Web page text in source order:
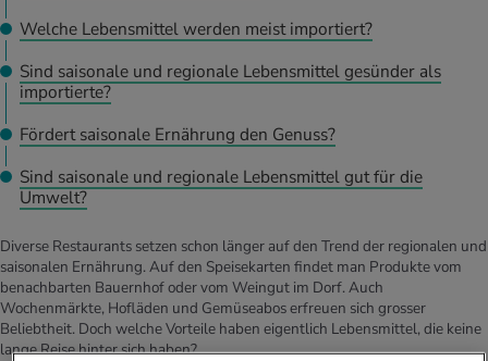
BMI berechnen
Personal Health Coaching
Personal Health Coaching
Personal Health Coaching
Mund- & Zahnpflege
Personal Health Coaching
Welche Lebensmittel werden meist importiert?
Sind saisonale und regionale Lebensmittel gesünder als
importierte?
Fördert saisonale Ernährung den Genuss?
Sind saisonale und regionale Lebensmittel gut für die
Umwelt?
Diverse Restaurants setzen schon länger auf den Trend der regionalen und
saisonalen Ernährung. Auf den Speisekarten findet man Produkte vom
benachbarten Bauernhof oder vom Weingut im Dorf. Auch
Wochenmärkte, Hofläden und Gemüseabos erfreuen sich grosser
Beliebtheit. Doch welche Vorteile haben eigentlich Lebensmittel, die keine
lange Reise hinter sich haben?